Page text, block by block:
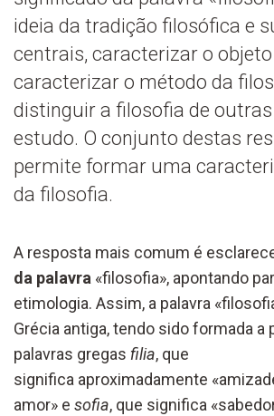
ideia da tradição filosófica e
centrais, caracterizar o
caracterizar o método da
distinguir a filosofia de outras
estudo. O conjunto destas
permite formar uma
da filosofia.
A resposta mais comum é
da palavra «filosofia», apontando
etimologia. Assim, a palavra
Grécia antiga, tendo sido formada a
palavras gregas filia, que
significa aproximadamente
amor» e sofia, que significa